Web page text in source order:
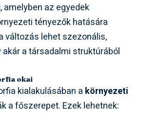
amelyben az egyedek
tényezők hatására
változás lehet szezonális,
a társadalmi struktúrából
okai
kialakulásában a környezeti
a főszerepet. Ezek lehetnek: